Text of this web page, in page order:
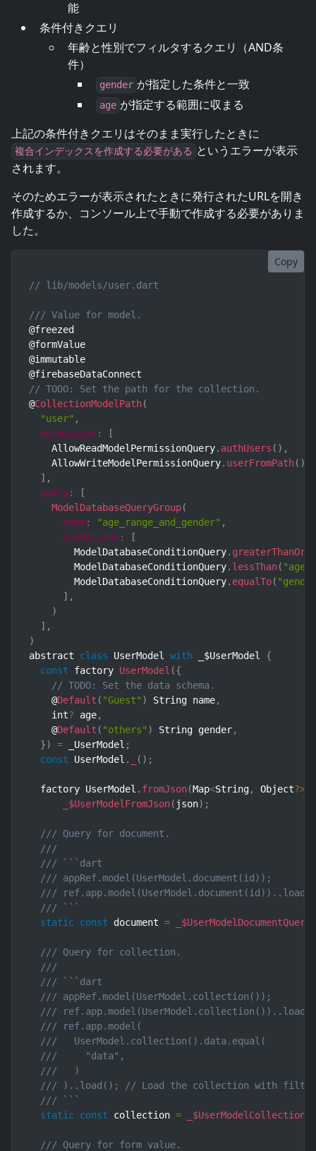
能
条件付きクエリ
年齢と性別でフィルタするクエリ（AND条
件）
gender が指定した条件と一致
age が指定する範囲に収まる
上記の条件付きクエリはそのまま実行したときに
複合インデックスを作成する必要がある というエラーが表示
されます。
そのためエラーが表示されたときに発行されたURLを開き
作成するか、コンソール上で手動で作成する必要がありま
した。
Copy
// lib/models/user.dart
/// Value for model.
@freezed
@formValue
@immutable
// TODO: Set the path for the collection.
@CollectionModelPath(
"user" ,
permission :
[
    AllowReadModelPermissionQuery
. authUsers ( ) ,
    AllowWriteModelPermissionQuery
. userFromPath( )
] ,
query:
[
ModelDatabaseQueryGroup(
name: "age_range_and_gender" ,
conditions :
[
        ModelDatabaseConditionQuery
.
        ModelDatabaseConditionQuery
. lessThan( "age"
        ModelDatabaseConditionQuery
. equalTo(
] ,
)
] ,
)
abstract class UserModel with _$UserModel {
const factory UserModel ({
// TODO: Set the data schema.
    @
Default ( "Guest" ) String name,
    int
? age,
    @
Default ( "others" ) String gender,
}) = _UserModel ;
const UserModel . ( ) ;
  factory UserModel
. fromJson(Map<String, Object?>
_$UserModelFromJson( json) ;
/// Query for document.
///
/// ```dart
/// appRef.model(UserModel.document(id));
///
/// ```
static const document = _$UserModelDocumentQuery
/// Query for collection.
///
/// ```dart
/// appRef.model(UserModel.collection());
///
/// ref.app.model(
///   UserModel.collection().data.equal(
///     "data",
///   )
/// )..load(); // Load the collection with
/// ```
static const collection =
/// Query for form value.